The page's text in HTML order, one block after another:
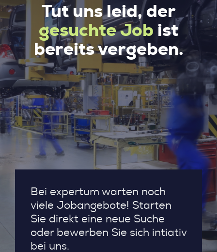
Tut uns leid, der
gesuchte Job ist
bereits vergeben.
Bei expertum warten noch
viele Jobangebote! Starten
Sie direkt eine neue Suche
oder bewerben Sie sich intiativ
bei uns.